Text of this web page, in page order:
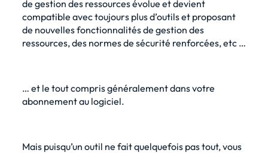
de gestion des ressources évolue et devient
compatible avec toujours plus d’outils et proposant
de nouvelles fonctionnalités de gestion des
ressources, des normes de sécurité renforcées, etc …
… et le tout compris généralement dans votre
abonnement au logiciel.
Mais puisqu’un outil ne fait quelquefois pas tout, vous